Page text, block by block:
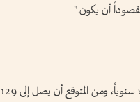
أن يكون."
يشهد قطاع الإهداء الرقمي في دول مجلس التعاون الخليجي نمواً بنسبة 17.6% سنوياً، ومن المتوقع أن يصل إلى 129